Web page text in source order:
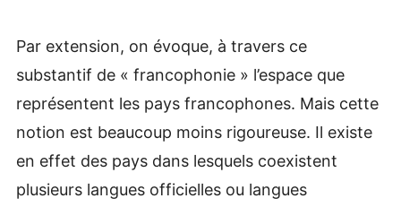
Par extension, on évoque, à travers ce
substantif de « francophonie » l’espace que
représentent les pays francophones. Mais cette
notion est beaucoup moins rigoureuse. Il existe
en effet des pays dans lesquels coexistent
plusieurs langues officielles ou langues